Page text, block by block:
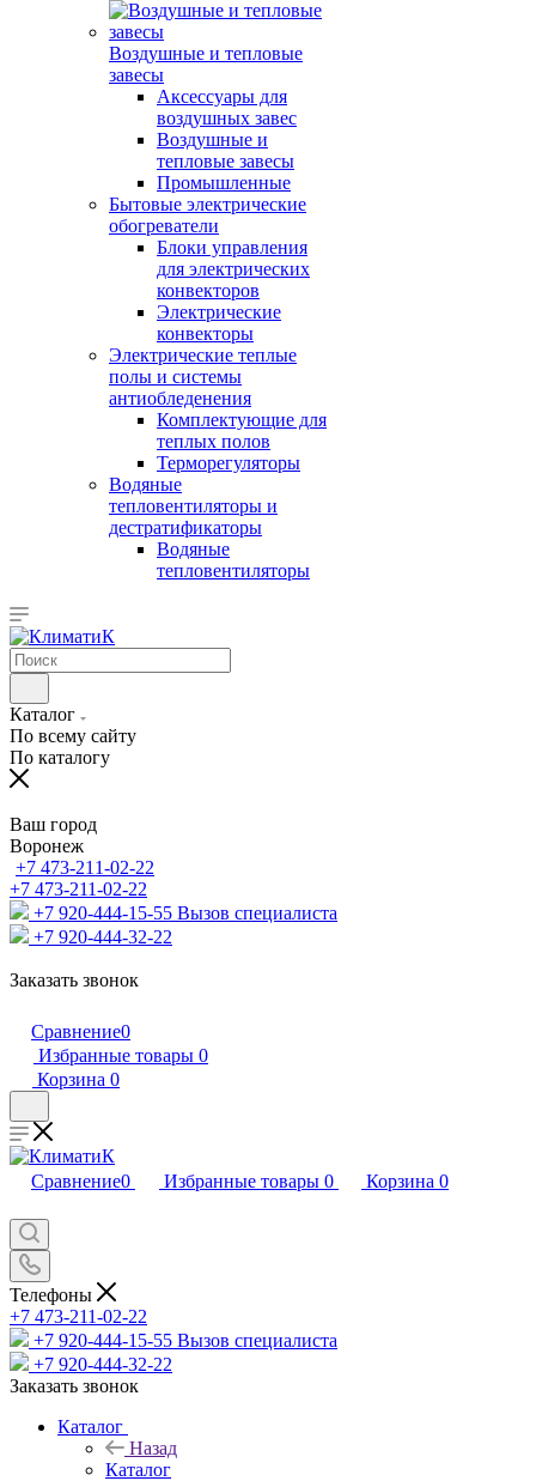
Воздушные и тепловые
завесы
Аксессуары для
воздушных завес
Воздушные и
тепловые завесы
Промышленные
Бытовые электрические
обогреватели
Блоки управления
для электрических
конвекторов
Электрические
конвекторы
Электрические теплые
полы и системы
антиобледенения
Комплектующие для
теплых полов
Терморегуляторы
Водяные
тепловентиляторы и
дестратификаторы
Водяные
тепловентиляторы
Каталог
По всему сайту
По каталогу
Ваш город
Воронеж
+7 473-211-02-22
+7 473-211-02-22
+7 920-444-15-55 Вызов специалиста
+7 920-444-32-22
Заказать звонок
Сравнение0
Избранные товары 0
Корзина 0
Сравнение0 Избранные товары 0 Корзина 0
Телефоны
+7 473-211-02-22
+7 920-444-15-55 Вызов специалиста
+7 920-444-32-22
Заказать звонок
Каталог
Назад
Каталог